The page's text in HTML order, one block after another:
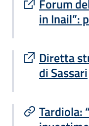
Forum
in Inail”:
Diretta
di Sassari
Sito esterno
Tardiola: